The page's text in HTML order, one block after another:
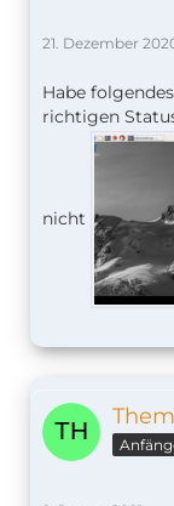
21. Dezember
Habe
richtigen
nicht